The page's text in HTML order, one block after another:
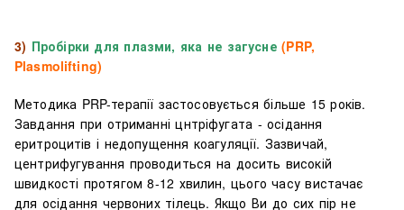
3) Пробірки для плазми, яка не загусне(PRP,
Plasmolifting)
Методика PRP-терапії застосовується більше 15 років.
Завдання при отриманні цнтріфугата - осідання
еритроцитів і недопущення коагуляції. Зазвичай,
центрифугування проводиться на досить високій
швидкості протягом 8-12 хвилин, цього часу вистачає
для осідання червоних тілець. Якщо Ви до сих пір не